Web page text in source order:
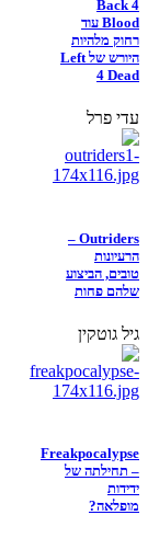
Back 4
Blood עוד
רחוק מלהיות
היורש של Left
4 Dead
עדי פרל
Outriders –
הרעיונות
טובים, הביצוע
שלהם פחות
גיל גוטקין
Freakpocalypse
– תחילתה של
ידידות
מופלאה?